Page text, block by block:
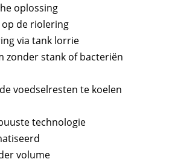
oplossing
de riolering
via tank lorrie
zonder stank of bacteriën
voedselresten te koelen
technologie
volume